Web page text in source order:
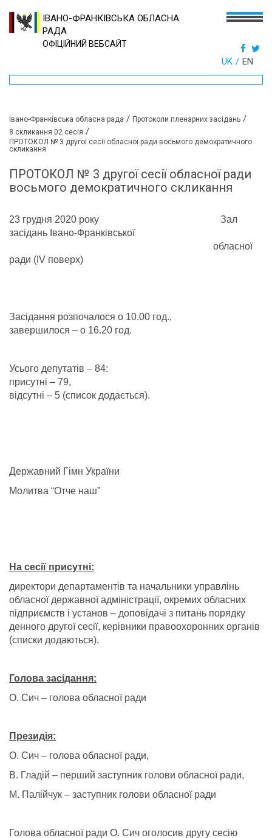
ІВАНО-ФРАНКІВСЬКА ОБЛАСНА
РАДА
ОФІЦІЙНИЙ ВЕБСАЙТ
UK EN
Івано-Франківська обласна рада / Протоколи пленарних засідань /
8 скликання 02 сесія /
ПРОТОКОЛ № 3 другої сесії обласної ради восьмого демократичного
скликання
ПРОТОКОЛ № 3 другої сесії обласної ради
восьмого демократичного скликання
23 грудня 2020 року Зал
засідань Івано-Франківської
обласної
ради (IV поверх)
Засідання розпочалося о 10.00 год.,
завершилося – о 16.20 год.
Усього депутатів – 84:
присутні – 79,
відсутні – 5 (список додається).
Державний Гімн України
Молитва “Отче наш”
На сесії присутні:
директори департаментів та начальники управлінь
обласної державної адміністрації, окремих обласних
підприємств і установ – доповідачі з питань порядку
денного другої сесії, керівники правоохоронних органів
(списки додаються).
Голова засідання:
О. Сич – голова обласної ради
Президія:
О. Сич – голова обласної ради,
В. Гладій – перший заступник голови обласної ради,
М. Палійчук – заступник голови обласної ради
Голова обласної ради О. Сич оголосив другу сесію